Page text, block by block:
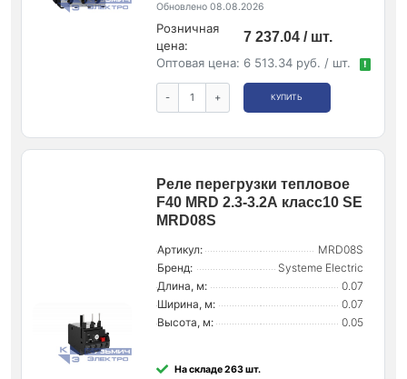
Обновлено 08.08.2026
Розничная
цена:
7 237.04 / шт.
Оптовая цена: 6 513.34 руб. / шт. !
- + КУПИТЬ
Реле перегрузки тепловое
F40 MRD 2.3-3.2А класс10 SE
MRD08S
Артикул:
MRD08S
Бренд:
Systeme Electric
Длина, м:
0.07
Ширина, м:
0.07
Высота, м:
0.05
На складе 263 шт.